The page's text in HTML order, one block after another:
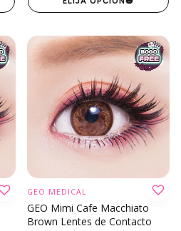
GEO MEDICAL
GEO Mimi Cafe Macchiato
Brown Lentes de Contacto